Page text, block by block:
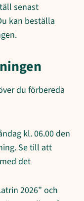
senast
kan beställa
du förbereda
kl. 06.00 den
Se till att
det
2026” och